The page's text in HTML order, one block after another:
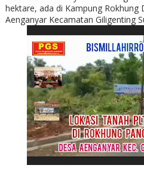
hektare, ada di Kampung Rokhung
Aenganyar Kecamatan Giligenting